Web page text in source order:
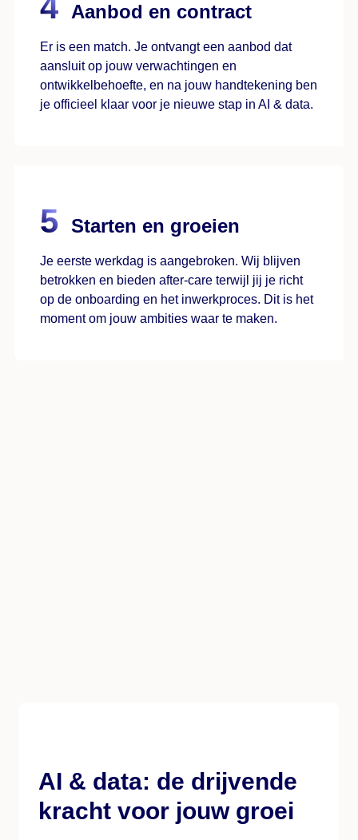
Aanbod en contract
Er is een match. Je ontvangt een aanbod dat
aansluit op jouw verwachtingen en
ontwikkelbehoefte, en na jouw handtekening ben
je officieel klaar voor je nieuwe stap in AI & data.
Starten en groeien
Je eerste werkdag is aangebroken. Wij blijven
betrokken en bieden after-care terwijl jij je richt
op de onboarding en het inwerkproces. Dit is het
moment om jouw ambities waar te maken.
AI & data: de drijvende
kracht voor jouw groei